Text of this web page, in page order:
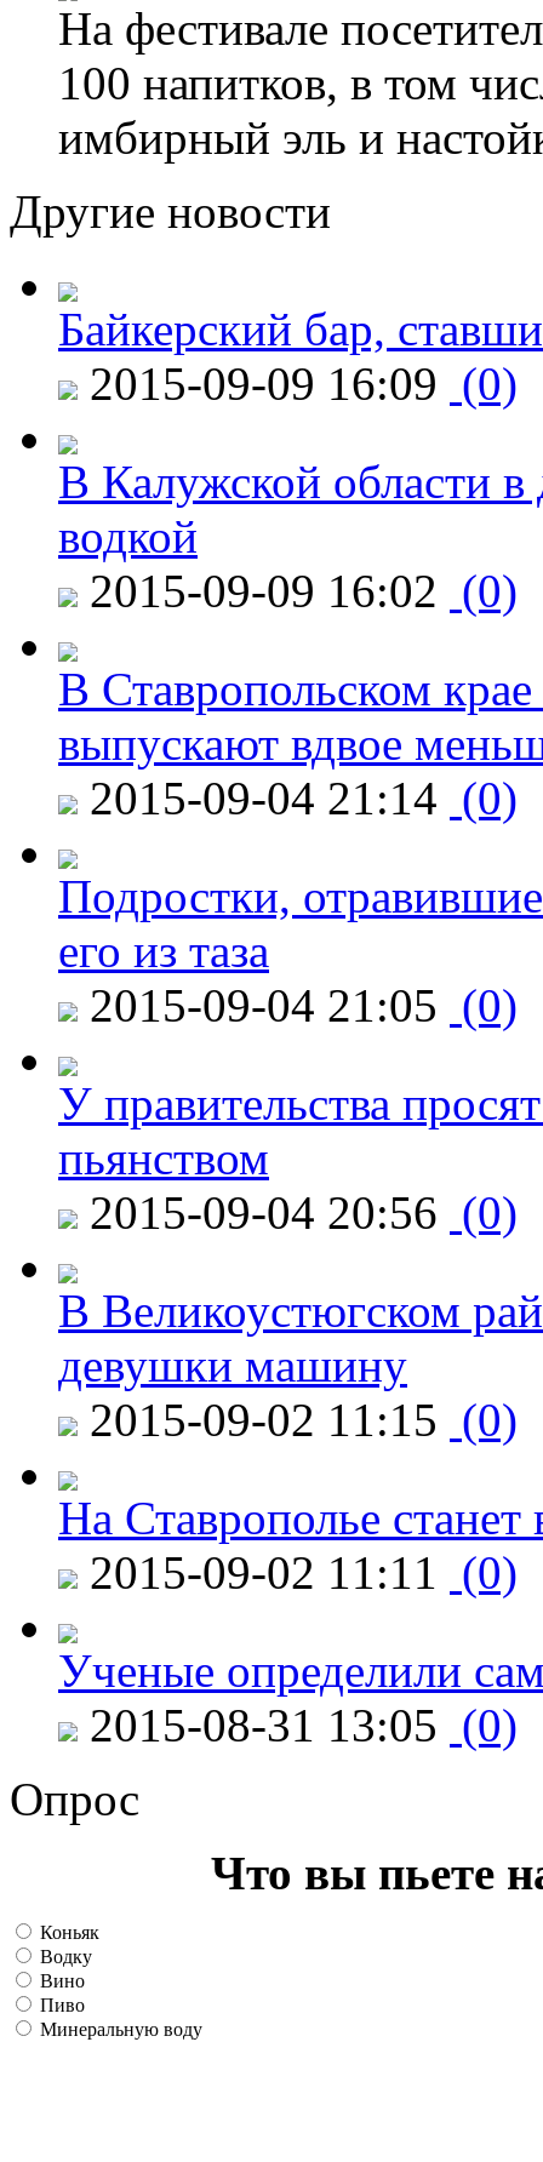
На фестивале
100 напитков, в том
имбирный эль и
Другие новости
Байкерский бар,
2015-09-09 16:09 (0)
В Калужской области в
водкой
2015-09-09 16:02 (0)
В Ставропольском
выпускают вдвое
2015-09-04 21:14 (0)
Подростки,
его из таза
2015-09-04 21:05 (0)
У правительства
пьянством
2015-09-04 20:56 (0)
В Великоустюгском
девушки машину
2015-09-02 11:15 (0)
На Ставрополье
2015-09-02 11:11 (0)
Ученые определили
2015-08-31 13:05 (0)
Опрос
Что вы пьете
Коньяк
Водку
Вино
Пиво
Минеральную воду